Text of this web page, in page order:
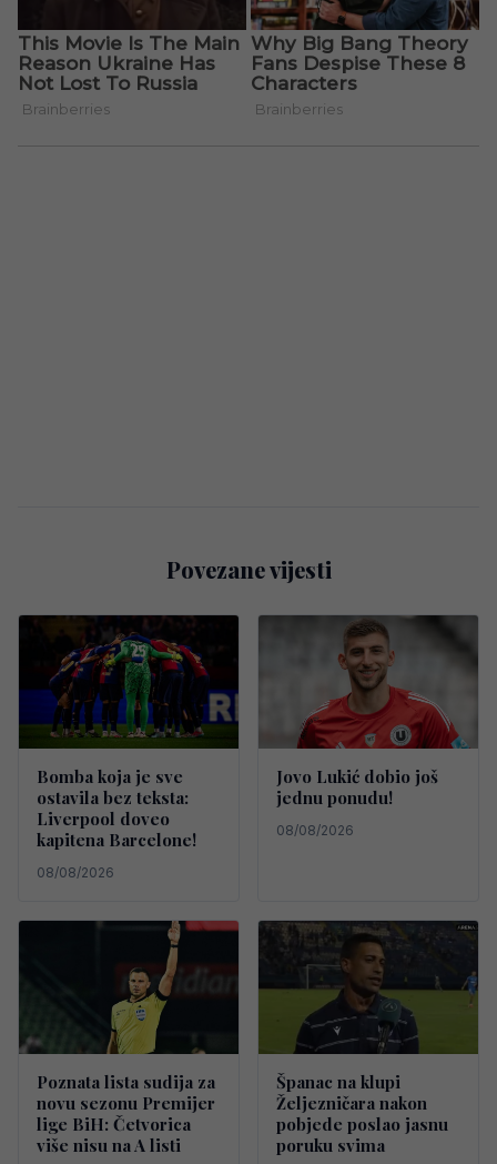
Povezane vijesti
Bomba koja je sve
ostavila bez teksta:
Liverpool doveo
kapitena Barcelone!
08/08/2026
Jovo Lukić dobio još
jednu ponudu!
08/08/2026
Poznata lista sudija za
novu sezonu Premijer
lige BiH: Četvorica
više nisu na A listi
Španac na klupi
Željezničara nakon
pobjede poslao jasnu
poruku svima